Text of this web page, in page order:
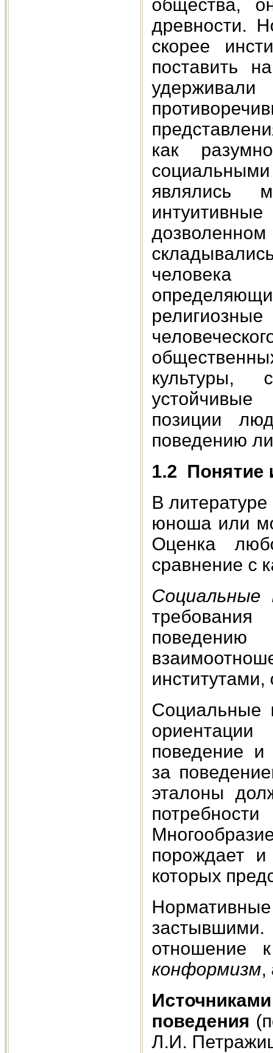
общества,
древности.
скорее
поставить
как
являлись
человека
культуры,
устойчивые
позиции
поведению
1.2 Понятие
В литературе
юноша или
Оценка
сравнение с
Социальные
Социальные
поведение и
за
эталоны
порождает и
которых
отношение
конформизм,
поведения
Л.И.